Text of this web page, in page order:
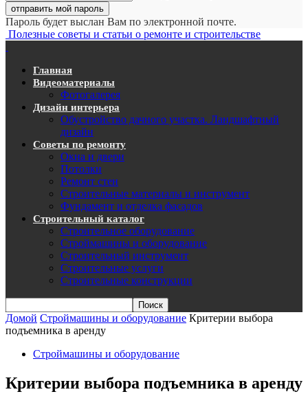
Пароль будет выслан Вам по электронной почте.
Полезные советы и статьи о ремонте и строительстве
Главная
Видеоматериалы
Фотогалерея
Дизайн интерьера
Обустройство дачного участка. Ландшафтный
дизайн
Советы по ремонту
Окна и двери
Потолки
Ремонт стен
Строительные материалы и инструмент
Фундамент и отделка фасадов
Строительный каталог
Строительное оборудование
Строймашины и оборудование
Строительный инструмент
Строительные услуги
Строительные конструкции
Домой Строймашины и оборудование Критерии выбора
подъемника в аренду
Строймашины и оборудование
Критерии выбора подъемника в аренду